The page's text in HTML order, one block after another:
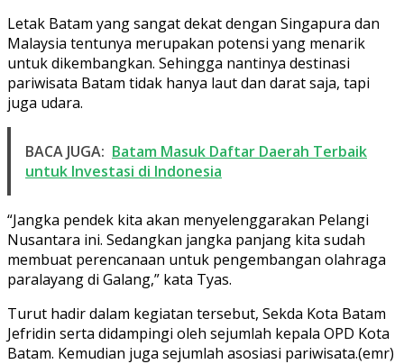
Letak Batam yang sangat dekat dengan Singapura dan
Malaysia tentunya merupakan potensi yang menarik
untuk dikembangkan. Sehingga nantinya destinasi
pariwisata Batam tidak hanya laut dan darat saja, tapi
juga udara.
BACA JUGA: Batam Masuk Daftar Daerah Terbaik
untuk Investasi di Indonesia
“Jangka pendek kita akan menyelenggarakan Pelangi
Nusantara ini. Sedangkan jangka panjang kita sudah
membuat perencanaan untuk pengembangan olahraga
paralayang di Galang,” kata Tyas.
Turut hadir dalam kegiatan tersebut, Sekda Kota Batam
Jefridin serta didampingi oleh sejumlah kepala OPD Kota
Batam. Kemudian juga sejumlah asosiasi pariwisata.(emr)